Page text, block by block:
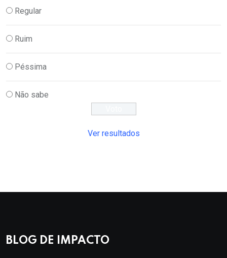
Regular
Ruim
Péssima
Não sabe
Ver resultados
BLOG DE IMPACTO